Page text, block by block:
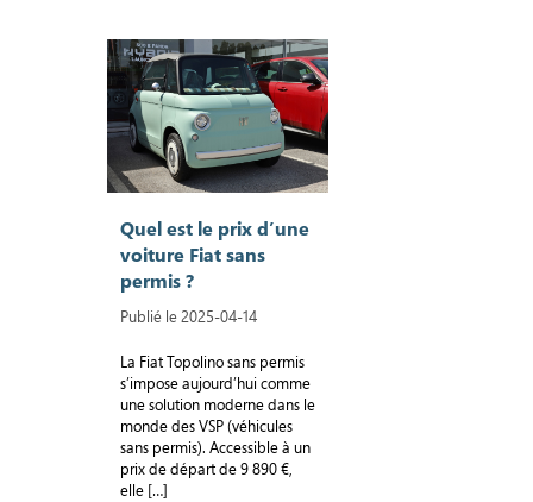
Quel est le prix d’une
voiture Fiat sans
permis ?
Publié le 2025-04-14
La Fiat Topolino sans permis
s’impose aujourd’hui comme
une solution moderne dans le
monde des VSP (véhicules
sans permis). Accessible à un
prix de départ de 9 890 €,
elle […]